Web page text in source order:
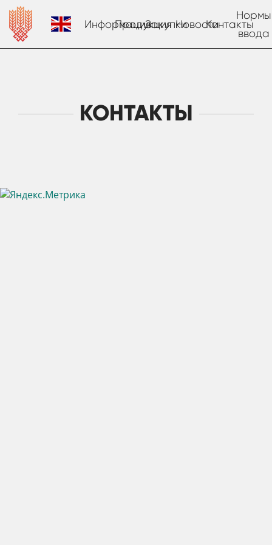
Информация
Продукция
ЗакупкиНовостиКонтакты
Нормы
ввода
КОНТАКТЫ